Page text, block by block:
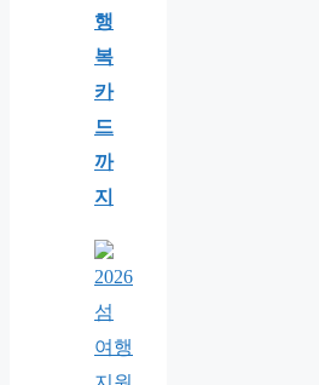
행
복
카
드
까
지